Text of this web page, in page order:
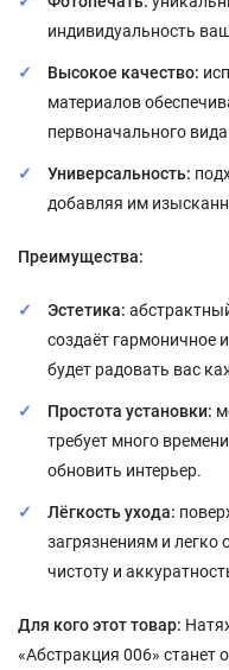
индивидуальность
Высокое качество:
материалов
первоначального
Универсальность:
добавляя им
Преимущества:
Эстетика:
создаёт гармоничное
будет радовать вас
Простота установки:
требует много
обновить интерьер.
Лёгкость ухода:
загрязнениям и легко
чистоту и
Для кого этот товар:
«Абстракция 006»